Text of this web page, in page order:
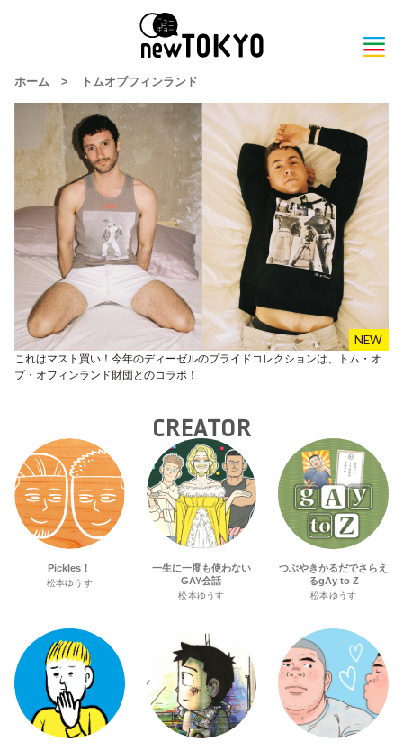
ホーム > トムオブフィンランド
これはマスト買い！今年のディーゼルのプライドコレクションは、トム・オ
ブ・オフィンランド財団とのコラボ！
CREATOR
Pickles！
松本ゆうす
一生に一度も使わない
GAY会話
松本ゆうす
つぶやきかるだでさらえ
るgAy to Z
松本ゆうす